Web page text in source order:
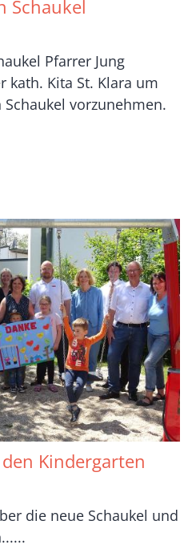
Schaukel
Pfarrer Jung
kath. Kita St. Klara um
vorzunehmen.
Kindergarten
die neue Schaukel und